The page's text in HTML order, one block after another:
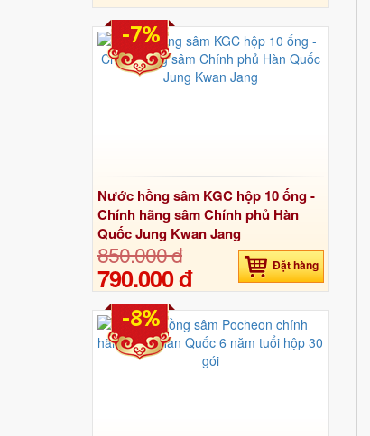
Nước hồng sâm KGC hộp 10 ống -
Chính hãng sâm Chính phủ Hàn
Quốc Jung Kwan Jang
850.000 đ
790.000 đ Đặt hàng
-7%
-8%